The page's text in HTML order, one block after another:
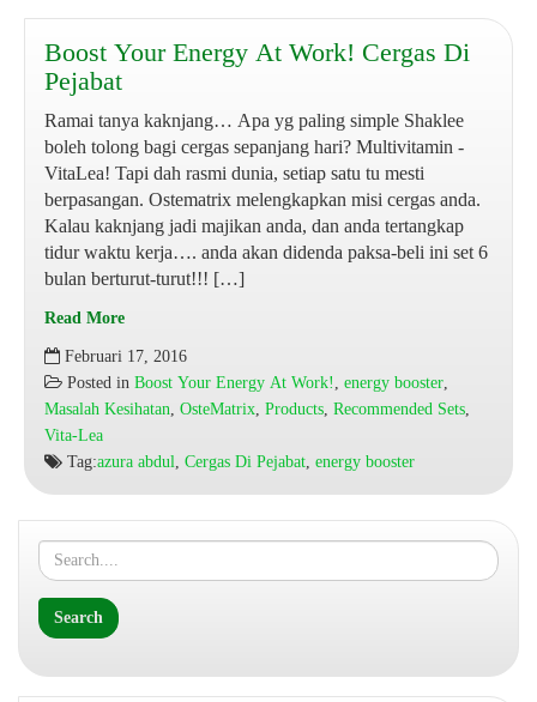
Boost Your Energy At Work! Cergas Di
Pejabat
Ramai tanya kaknjang… Apa yg paling simple Shaklee
boleh tolong bagi cergas sepanjang hari? Multivitamin -
VitaLea! Tapi dah rasmi dunia, setiap satu tu mesti
berpasangan. Ostematrix melengkapkan misi cergas anda.
Kalau kaknjang jadi majikan anda, dan anda tertangkap
tidur waktu kerja…. anda akan didenda paksa-beli ini set 6
bulan berturut-turut!!! […]
Read More
Your
Energy
At
Work!
Cergas
Di
Pejabat
Februari 17, 2016
Posted in Boost Your Energy At Work! , energy booster,
Masalah Kesihatan, OsteMatrix, Products, Recommended Sets,
Vita-Lea
Tag:azura abdul, Cergas Di Pejabat, energy booster